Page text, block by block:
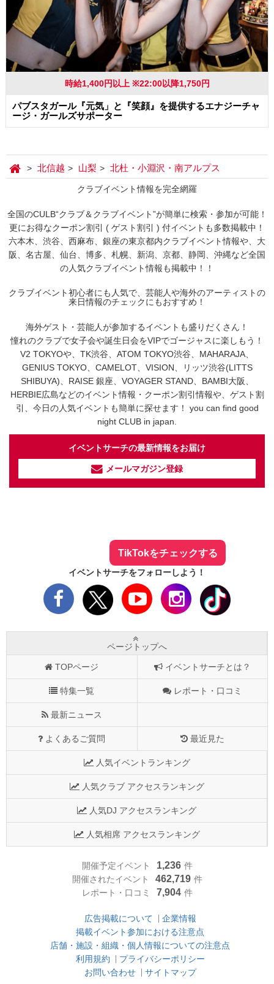
時給1,400円以上 ※22:00以降1,750円
パブスタガール『元気」と『笑顔』を提供するエナジーチャ
ージ・ガールズサポーター
北信越 山梨 北杜・小淵沢・南アルプス
クラブイベント情報を完全網羅
全国のCULB“クラブ＆クラブイベント”が簡単に検索・参加が可能！
更にお得なクーポン割引 ( ゲスト割引 ) 付イベントも多数掲載中！
六本木、渋谷、西麻布、銀座の東京都内クラブイベント情報や、大
阪、名古屋、仙台、博多、札幌、新潟、京都、静岡、沖縄など全国
の人気クラブイベント情報も掲載中！！
クラブイベント初心者にも人気で、芸能人や海外のアーティストの
来日情報のチェックにもおすすめ！
海外ゲスト・芸能人が参加するイベントも盛りだくさん！
憧れのクラブで女子会や誕生日会をVIPでゴージャスに楽しもう！
V2 TOKYOや、TK渋谷、ATOM TOKYO渋谷、MAHARAJA、
GENIUS TOKYO、CAMELOT、VISION、リッツ渋谷(LITTS
SHIBUYA)、RAISE 銀座、VOYAGER STAND、BAMBI大阪、
HERBIE広島などのイベント情報・クーポン割引情報や、ゲスト割
引、今日の人気イベントも簡単に探せます！ you can find good
night CLUB in japan.
イベントサーチの最新情報をお届け
メールマガジン登録
TikTokをチェックする
イベントサーチをフォローしよう！
ページトップへ
TOPページ イベントサーチとは？
特集一覧 レポート・口コミ
最新ニュース
よくあるご質問 最近見た
人気イベントランキング
人気クラブ アクセスランキング
人気DJ アクセスランキング
人気相席 アクセスランキング
開催予定イベント 1,236 件
開催されたイベント
462,719 件
レポート・口コミ
7,904 件
広告掲載について
企業情報
掲載イベント参加における注意点
店舗・施設・組織・個人情報についての注意点
利用規約
プライバシーポリシー
お問い合わせ
サイトマップ